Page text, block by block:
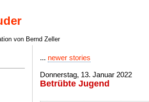
von Bernd Zeller
... newer stories
Donnerstag, 13. Januar 2022
Betrübte Jugend